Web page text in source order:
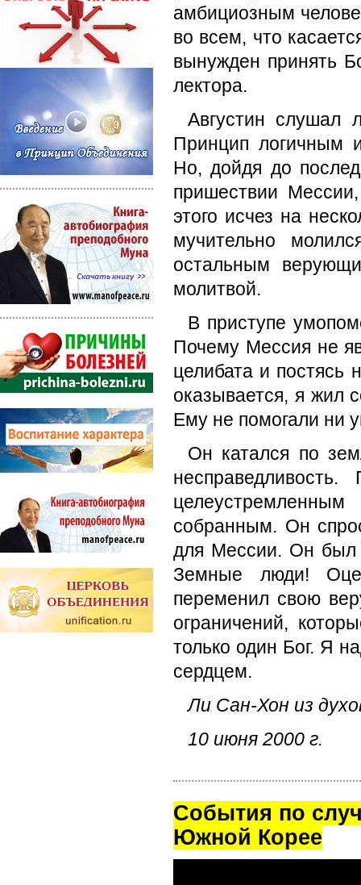
амбициозным
во всем, что
вынужден принять
лектора.
Августин слушал
Принцип логичным
Но, дойдя до
пришествии
этого исчез на
мучительно
остальным
молитвой.
В приступе
Почему Мессия не
целибата и постясь
оказывается, я жил
Ему не помогали ни
Он катался по
собранным. Он
для Мессии. Он был
Земные люди!
переменил свою
ограничений,
только один Бог. Я
сердцем.
Ли Сан-Хон из
10 июня 2000 г.
Cобытия по
Южной Корее